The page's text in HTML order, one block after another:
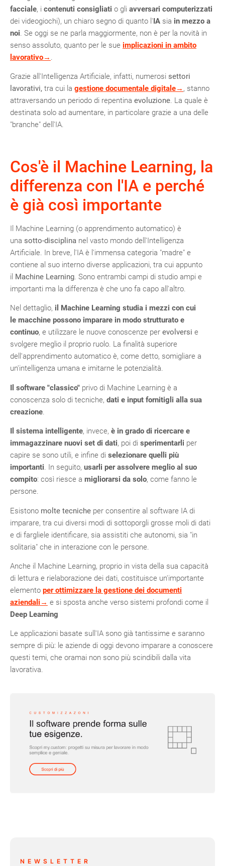
facciale, i contenuti consigliati o gli avversari computerizzati
dei videogiochi), un chiaro segno di quanto l'IA sia in mezzo a
noi. Se oggi se ne parla maggiormente, non è per la novità in
senso assoluto, quanto per le sue implicazioni in ambito
lavorativo→ .
Grazie all'Intelligenza Artificiale, infatti, numerosi settori
lavorativi, tra cui la gestione documentale digitale→ , stanno
attraversando un periodo di repentina evoluzione. La quale è
destinata solo ad aumentare, in particolare grazie a una delle
"branche" dell'IA.
Cos'è il Machine Learning, la
differenza con l'IA e perché
è già così importante
Il Machine Learning (o apprendimento automatico) è
una sotto-disciplina nel vasto mondo dell'Intelligenza
Artificiale. In breve, l'IA è l'immensa categoria "madre" e
contiene al suo interno diverse applicazioni, tra cui appunto
il Machine Learning. Sono entrambi campi di studio ampi e
importanti ma la differenza è che uno fa capo all'altro.
Nel dettaglio, il Machine Learning studia i mezzi con cui
le macchine possono imparare in modo strutturato e
continuo, e utilizzare le nuove conoscenze per evolversi e
svolgere meglio il proprio ruolo. La finalità superiore
dell'apprendimento automatico è, come detto, somigliare a
un'intelligenza umana e imitarne le potenzialità.
Il software "classico" privo di Machine Learning è a
conoscenza solo di tecniche, dati e input fornitigli alla sua
creazione.
Il sistema intelligente, invece, è in grado di ricercare e
immagazzinare nuovi set di dati, poi di sperimentarli per
capire se sono utili, e infine di selezionare quelli più
importanti. In seguito, usarli per assolvere meglio al suo
compito: così riesce a migliorarsi da solo, come fanno le
persone.
Esistono molte tecniche per consentire al software IA di
imparare, tra cui diversi modi di sottoporgli grosse moli di dati
e di fargliele identificare, sia assistiti che autonomi, sia "in
solitaria" che in interazione con le persone.
Anche il Machine Learning, proprio in vista della sua capacità
di lettura e rielaborazione dei dati, costituisce un'importante
elemento per ottimizzare la gestione dei documenti
aziendali→ e si sposta anche verso sistemi profondi come il
Deep Learning
Le applicazioni basate sull'IA sono già tantissime e saranno
sempre di più: le aziende di oggi devono imparare a conoscere
questi temi, che oramai non sono più scindibili dalla vita
lavorativa.
NEWSLETTER